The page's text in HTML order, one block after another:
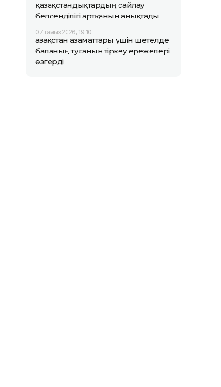
қазақстандықтардың сайлау
белсенділігі артқанын анықтады
07 тамыз 2026, 19:10
Қазақстан азаматтары үшін шетелде
баланың туғанын тіркеу ережелері
өзгерді